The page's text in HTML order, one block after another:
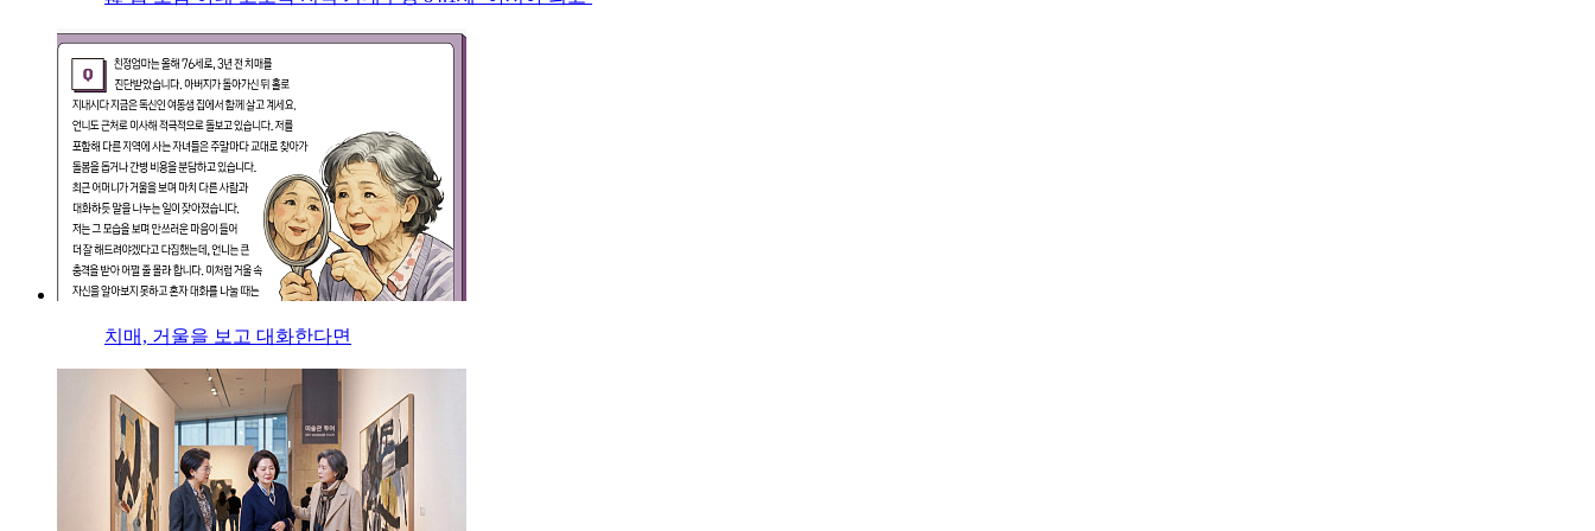
치매, 거울을 보고 대화한다면